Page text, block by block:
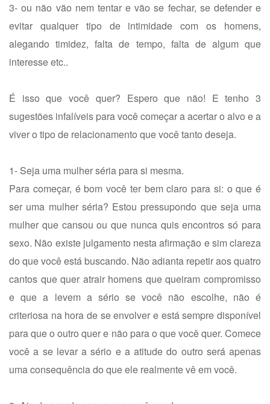
3- ou não vão nem tentar e vão se fechar, se defender e
evitar qualquer tipo de intimidade com os homens,
alegando timidez, falta de tempo, falta de algum que
interesse etc..
É isso que você quer? Espero que não! E tenho 3
sugestões infalíveis para você começar a acertar o alvo e a
viver o tipo de relacionamento que você tanto deseja.
1- Seja uma mulher séria para si mesma.
Para começar, é bom você ter bem claro para si: o que é
ser uma mulher séria? Estou pressupondo que seja uma
mulher que cansou ou que nunca quis encontros só para
sexo. Não existe julgamento nesta afirmação e sim clareza
do que você está buscando. Não adianta repetir aos quatro
cantos que quer atrair homens que queiram compromisso
e que a levem a sério se você não escolhe, não é
criteriosa na hora de se envolver e está sempre disponível
para que o outro quer e não para o que você quer. Comece
você a se levar a sério e a atitude do outro será apenas
uma consequência do que ele realmente vê em você.